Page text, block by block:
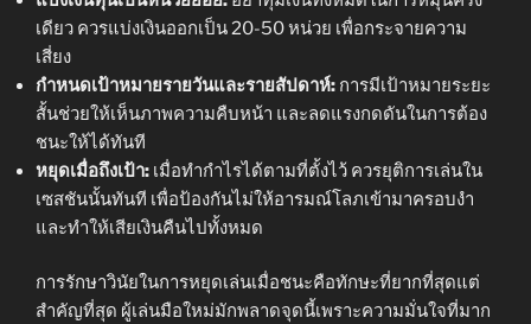
เดียว ควรแบ่งเงินออกเป็น 20-50 หน่วย เพื่อกระจายความ
เสี่ยง
กำหนดเป้าหมายรายวันและรายสัปดาห์: การมีเป้าหมายระยะ
สั้นช่วยให้เห็นภาพความคืบหน้า และลดแรงกดดันในการต้อง
ชนะให้ได้ทันที
หยุดเมื่อถึงเป้า: เมื่อทำกำไรได้ตามที่ตั้งไว้ ควรยุติการเล่นใน
เซสชันนั้นทันที เพื่อป้องกันไม่ให้อารมณ์โลภเข้ามาครอบงำ
และทำให้เสียเงินคืนไปทั้งหมด
การรักษาวินัยในการหยุดเล่นเมื่อชนะคือทักษะที่ยากที่สุดแต่
สำคัญที่สุด ผู้เล่นมือใหม่มักพลาดจุดนี้เพราะความมั่นใจที่มาก